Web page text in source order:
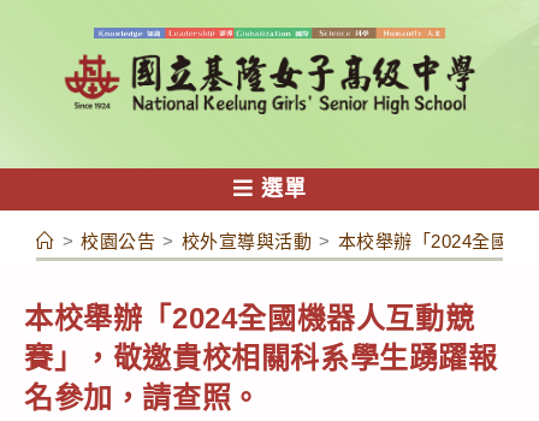
容
選單
> 校園公告 > 校外宣導與活動 > 本校舉辦「2024全國機
本校舉辦「2024全國機器人互動競
賽」，敬邀貴校相關科系學生踴躍報
名參加，請查照。